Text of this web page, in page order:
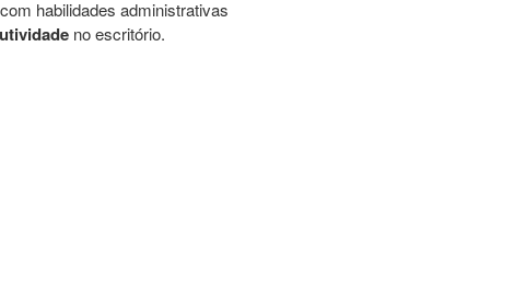
habilidades administrativas
no escritório.